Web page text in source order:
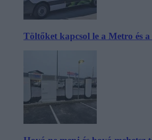
Töltőket kapcsol le a Metro és a